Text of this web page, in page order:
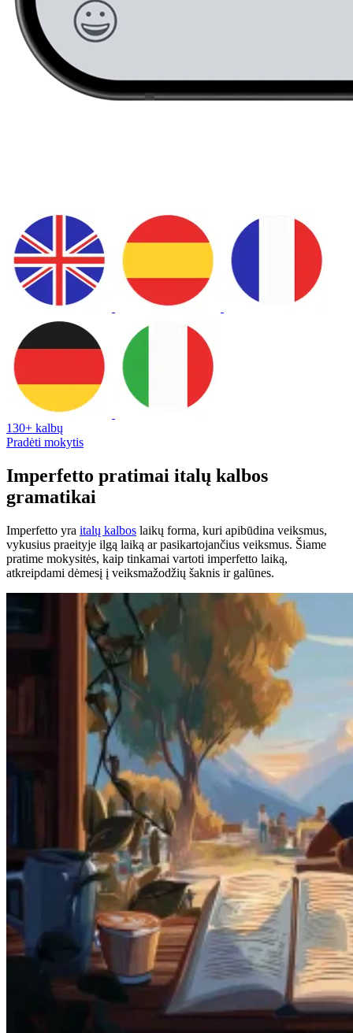
130+ kalbų
Pradėti mokytis
Imperfetto pratimai italų kalbos
gramatikai
Imperfetto yra italų kalbos laikų forma, kuri apibūdina veiksmus,
vykusius praeityje ilgą laiką ar pasikartojančius veiksmus. Šiame
pratime mokysitės, kaip tinkamai vartoti imperfetto laiką,
atkreipdami dėmesį į veiksmažodžių šaknis ir galūnes.